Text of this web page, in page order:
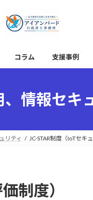
コラム 支援事例
情報セキ
リティ JC-STAR制度（IoTセキ
制度）